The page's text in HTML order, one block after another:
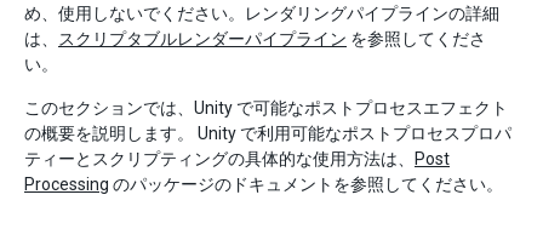
め、使用しないでください。レンダリングパイプラインの詳細
は、 スクリプタブルレンダーパイプライン を参照してくださ
い。
このセクションでは、Unity で可能なポストプロセスエフェクト
の概要を説明します。 Unity で利用可能なポストプロセスプロパ
ティーとスクリプティングの具体的な使用方法は、
Post
Processing のパッケージのドキュメントを参照してください。